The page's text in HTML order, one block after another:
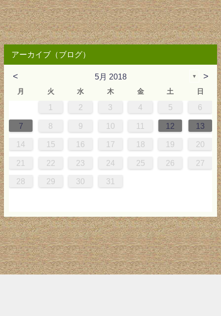
アーカイブ（ブログ）
< 5月 2018 ▼ >
月 火 水 木 金 土 日
1 2 3 4 5 6
7 8 9 10 11 12 13
14 15 16 17 18 19 20
21 22 23 24 25 26 27
28 29 30 31